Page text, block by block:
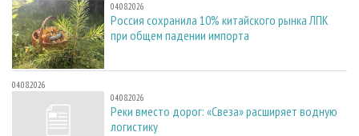
04.08.2026
Россия сохранила 10% китайского рынка ЛПК
при общем падении импорта
04.08.2026
04.08.2026
Реки вместо дорог: «Свеза» расширяет водную
логистику